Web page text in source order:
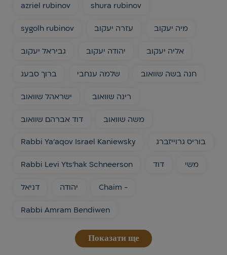
azriel rubinov shura rubinov
sygolh rubinov עזרה יעקוב מיה יעקוב
גביראל יעקוב יהודה יעקוב אליה יעקוב
ברוך סבעג שלמה ענחבי חנה בשה שוואוב
ישראהל שוואוב רינה שוואוב
דוד אברהם שוואוב משה שוואוב
Rabbi Ya'aqov Israel Kaniewsky בוריס גרוייזברג
Rabbi Levi Yts'hak Schneerson דוד משי
דניאל יהודה Chaim -
Rabbi Amram Bendiwen
Показати ще